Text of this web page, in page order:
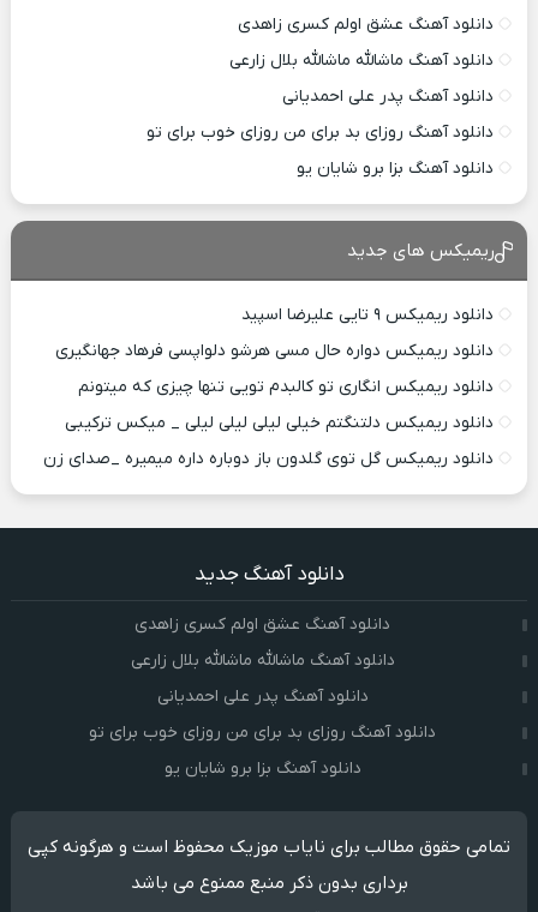
دانلود آهنگ عشق اولم کسری زاهدی
دانلود آهنگ ماشالله ماشالله بلال زارعی
دانلود آهنگ پدر علی احمدیانی
دانلود آهنگ روزای بد برای من روزای خوب برای تو
دانلود آهنگ بزا برو شایان یو
ریمیکس های جدید
دانلود ریمیکس ۹ تایی علیرضا اسپید
دانلود ریمیکس دواره حال مسی هرشو دلواپسی فرهاد جهانگیری
دانلود ریمیکس انگاری تو کالبدم تویی تنها چیزی که میتونم
دانلود ریمیکس دلتنگتم خیلی لیلی لیلی لیلی _ میکس ترکیبی
دانلود ریمیکس گل توی گلدون باز دوباره داره میمیره _صدای زن
دانلود آهنگ جدید
دانلود آهنگ عشق اولم کسری زاهدی
دانلود آهنگ ماشالله ماشالله بلال زارعی
دانلود آهنگ پدر علی احمدیانی
دانلود آهنگ روزای بد برای من روزای خوب برای تو
دانلود آهنگ بزا برو شایان یو
تمامی حقوق مطالب برای نایاب موزیک محفوظ است و هرگونه کپی
برداری بدون ذکر منبع ممنوع می باشد